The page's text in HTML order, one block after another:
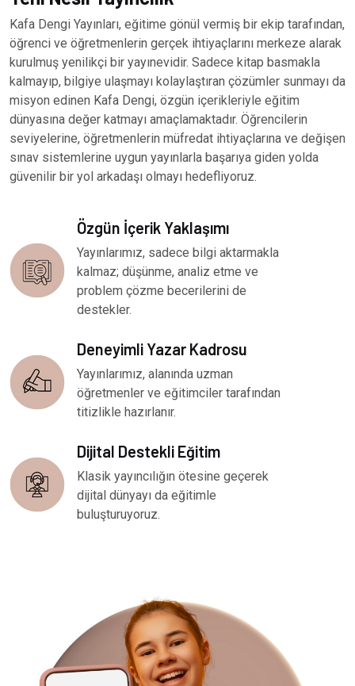
Kafa Dengi Yayınları, eğitime gönül vermiş bir ekip tarafından,
öğrenci ve öğretmenlerin gerçek ihtiyaçlarını merkeze alarak
kurulmuş yenilikçi bir yayınevidir. Sadece kitap basmakla
kalmayıp, bilgiye ulaşmayı kolaylaştıran çözümler sunmayı da
misyon edinen Kafa Dengi, özgün içerikleriyle eğitim
dünyasına değer katmayı amaçlamaktadır. Öğrencilerin
seviyelerine, öğretmenlerin müfredat ihtiyaçlarına ve değişen
sınav sistemlerine uygun yayınlarla başarıya giden yolda
güvenilir bir yol arkadaşı olmayı hedefliyoruz.
Özgün İçerik Yaklaşımı
Yayınlarımız, sadece bilgi aktarmakla
kalmaz; düşünme, analiz etme ve
problem çözme becerilerini de
destekler.
Deneyimli Yazar Kadrosu
Yayınlarımız, alanında uzman
öğretmenler ve eğitimciler tarafından
titizlikle hazırlanır.
Dijital Destekli Eğitim
Klasik yayıncılığın ötesine geçerek
dijital dünyayı da eğitimle
buluşturuyoruz.